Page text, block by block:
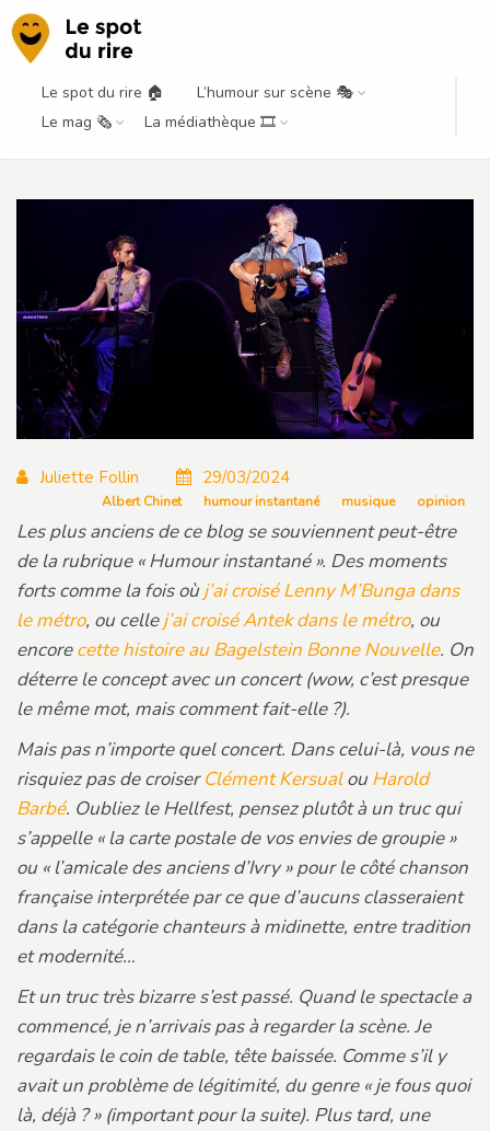
Le spot du rire 🏠
L’humour sur scène 🎭
Le mag 🗞️
La médiathèque 🎞️
Humour instantané – L’after-
Juliette Follin 29/03/2024
Albert Chinet humour instantané musique opinion
Les plus anciens de ce blog se souviennent peut-être
de la rubrique « Humour instantané ». Des moments
forts comme la fois où j’ai croisé Lenny M’Bunga dans
le métro, ou cellej’ai croisé Antek dans le métro, ou
encorecette histoire au Bagelstein Bonne Nouvelle. On
déterre le concept avec un concert (wow, c’est presque
le même mot, mais comment fait-elle ?).
Mais pas n’importe quel concert. Dans celui-là, vous ne
risquiez pas de croiserClément Kersualou Harold
Barbé. Oubliez le Hellfest, pensez plutôt à un truc qui
s’appelle « la carte postale de vos envies de groupie »
ou « l’amicale des anciens d’Ivry » pour le côté chanson
française interprétée par ce que d’aucuns classeraient
dans la catégorie chanteurs à midinette, entre tradition
et modernité…
Et un truc très bizarre s’est passé. Quand le spectacle a
commencé, je n’arrivais pas à regarder la scène. Je
regardais le coin de table, tête baissée. Comme s’il y
avait un problème de légitimité, du genre « je fous quoi
là, déjà ? » (important pour la suite). Plus tard, une